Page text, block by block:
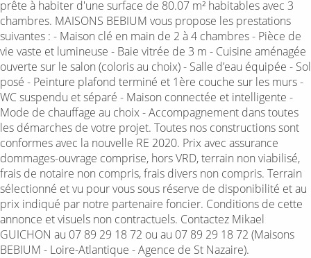
prête à habiter d'une surface de 80.07 m² habitables avec 3
chambres. MAISONS BEBIUM vous propose les prestations
suivantes : - Maison clé en main de 2 à 4 chambres - Pièce de
vie vaste et lumineuse - Baie vitrée de 3 m - Cuisine aménagée
ouverte sur le salon (coloris au choix) - Salle d’eau équipée - Sol
posé - Peinture plafond terminé et 1ère couche sur les murs -
WC suspendu et séparé - Maison connectée et intelligente -
Mode de chauffage au choix - Accompagnement dans toutes
les démarches de votre projet. Toutes nos constructions sont
conformes avec la nouvelle RE 2020. Prix avec assurance
dommages-ouvrage comprise, hors VRD, terrain non viabilisé,
frais de notaire non compris, frais divers non compris. Terrain
sélectionné et vu pour vous sous réserve de disponibilité et au
prix indiqué par notre partenaire foncier. Conditions de cette
annonce et visuels non contractuels. Contactez Mikael
GUICHON au 07 89 29 18 72 ou au 07 89 29 18 72 (Maisons
BEBIUM - Loire-Atlantique - Agence de St Nazaire).